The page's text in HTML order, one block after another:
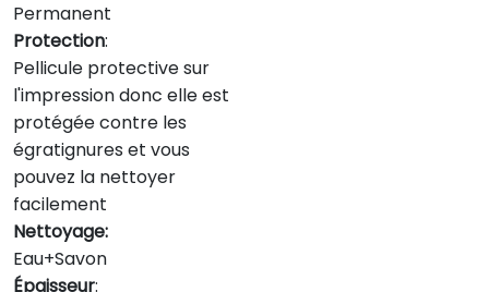
Permanent
Protection:
Pellicule protective sur
l'impression donc elle est
protégée contre les
égratignures et vous
pouvez la nettoyer
facilement
Nettoyage:
Eau+Savon
Épaisseur: